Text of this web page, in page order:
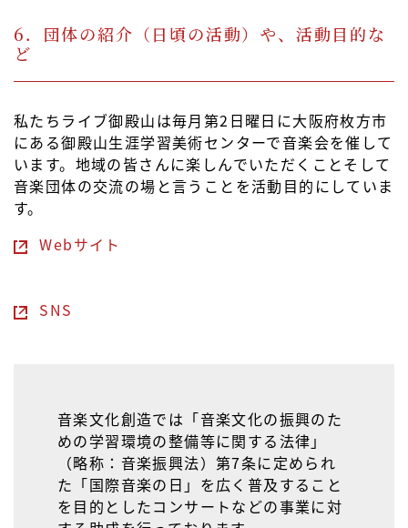
6．団体の紹介（日頃の活動）や、活動目的な
ど
私たちライブ御殿山は毎月第2日曜日に大阪府枚方市
にある御殿山生涯学習美術センターで音楽会を催して
います。地域の皆さんに楽しんでいただくことそして
音楽団体の交流の場と言うことを活動目的にしていま
す。
Webサイト
SNS
音楽文化創造では「音楽文化の振興のた
めの学習環境の整備等に関する法律」
（略称：音楽振興法）第7条に定められ
た「国際音楽の日」を広く普及すること
を目的としたコンサートなどの事業に対